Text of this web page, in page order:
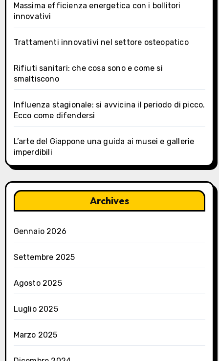
Massima efficienza energetica con i bollitori
innovativi
Trattamenti innovativi nel settore osteopatico
Rifiuti sanitari: che cosa sono e come si
smaltiscono
Influenza stagionale: si avvicina il periodo di picco.
Ecco come difendersi
L’arte del Giappone una guida ai musei e gallerie
imperdibili
Archives
Gennaio 2026
Settembre 2025
Agosto 2025
Luglio 2025
Marzo 2025